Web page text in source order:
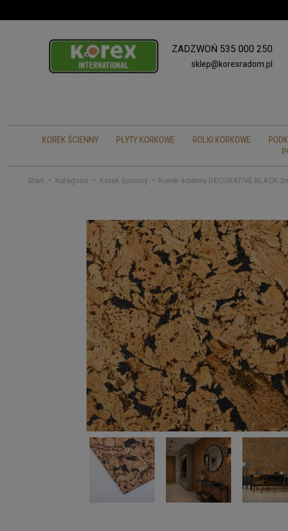
ZADZWOŃ 535 000 250
sklep@korexradom.pl
KOREK ŚCIENNY PŁYTY KORKOWE ROLKI KORKOWE
Start Kategorie Korek ścienny Korek ścienny DECORATIVE BLACK